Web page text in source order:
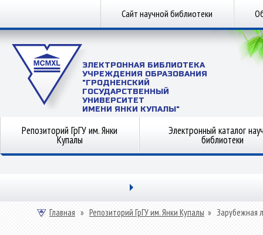
Сайт научной библиотеки
ЭЛЕКТРОННАЯ БИБЛИОТЕКА
УЧРЕЖДЕНИЯ ОБРАЗОВАНИЯ
"ГРОДНЕНСКИЙ
ГОСУДАРСТВЕННЫЙ
УНИВЕРСИТЕТ
ИМЕНИ ЯНКИ КУПАЛЫ"
Репозиторий ГрГУ им. Янки
Купалы
Электронный каталог
библиотеки
Главная » Репозиторий ГрГУ им. Янки Купалы » Зарубежная